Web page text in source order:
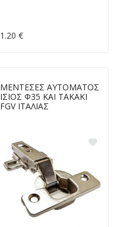
1.20 €
ΜΕΝΤΕΣΕΣ ΑΥΤΟΜΑΤΟΣ
ΙΣΙΟΣ Φ35 ΚΑΙ ΤΑΚΑΚΙ
FGV ΙΤΑΛΙΑΣ